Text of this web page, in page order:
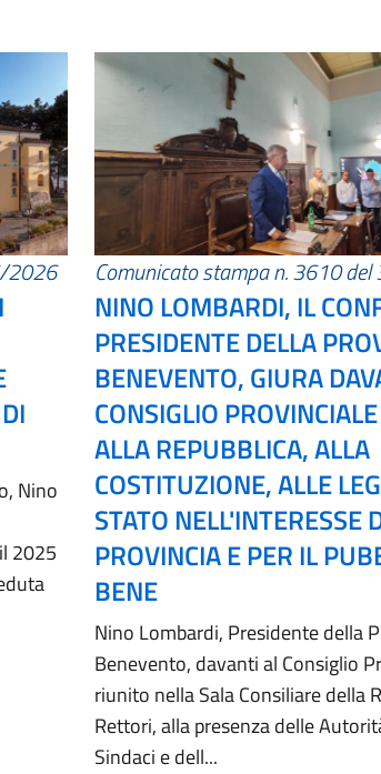
2026
Nino
2025
Comunicato stampa n. 3610
NINO LOMBARDI, IL
PRESIDENTE DELLA
BENEVENTO, GIURA
CONSIGLIO
ALLA REPUBBLICA, ALLA
COSTITUZIONE, ALLE
STATO NELL'INTERESSE
PROVINCIA E PER IL
BENE
Nino Lombardi, Presidente della
Benevento, davanti al Consiglio
riunito nella Sala Consiliare della
Rettori, alla presenza delle
Sindaci e dell...